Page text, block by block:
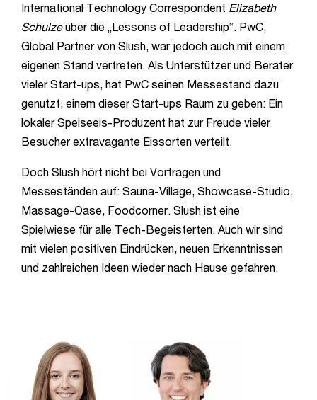
International Technology Correspondent Elizabeth
Schulzeüber die „Lessons of Leadership“. PwC,
Global Partner von Slush, war jedoch auch mit einem
eigenen Stand vertreten. Als Unterstützer und Berater
vieler Start-ups, hat PwC seinen Messestand dazu
genutzt, einem dieser Start-ups Raum zu geben: Ein
lokaler Speiseeis-Produzent hat zur Freude vieler
Besucher extravagante Eissorten verteilt.
Doch Slush hört nicht bei Vorträgen und
Messeständen auf: Sauna-Village, Showcase-Studio,
Massage-Oase, Foodcorner. Slush ist eine
Spielwiese für alle Tech-Begeisterten. Auch wir sind
mit vielen positiven Eindrücken, neuen Erkenntnissen
und zahlreichen Ideen wieder nach Hause gefahren.